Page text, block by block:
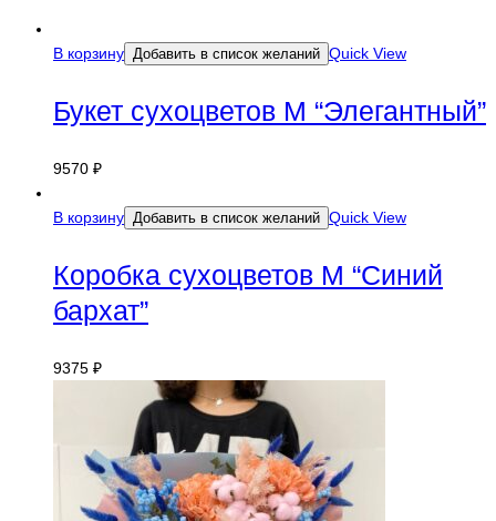
В корзину Добавить в список желаний Quick View
Букет сухоцветов M “Элегантный”
9570 ₽
В корзину Добавить в список желаний Quick View
Коробка сухоцветов M “Синий
бархат”
9375 ₽